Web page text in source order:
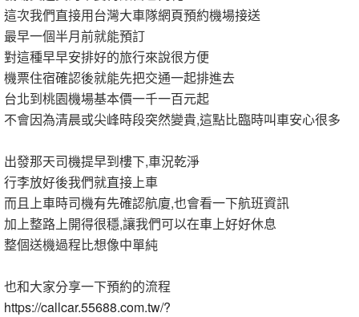
這次我們直接用台灣大車隊網頁預約機場接送
最早一個半月前就能預訂
對這種早早安排好的旅行來說很方便
機票住宿確認後就能先把交通一起排進去
台北到桃園機場基本價一千一百元起
不會因為清晨或尖峰時段突然變貴,這點比臨時叫車安心很多
出發那天司機提早到樓下,車況乾淨
行李放好後我們就直接上車
而且上車時司機有先確認航廈,也會看一下航班資訊
加上整路上開得很穩,讓我們可以在車上好好休息
整個送機過程比想像中單純
也和大家分享一下預約的流程
https://callcar.55688.com.tw/?